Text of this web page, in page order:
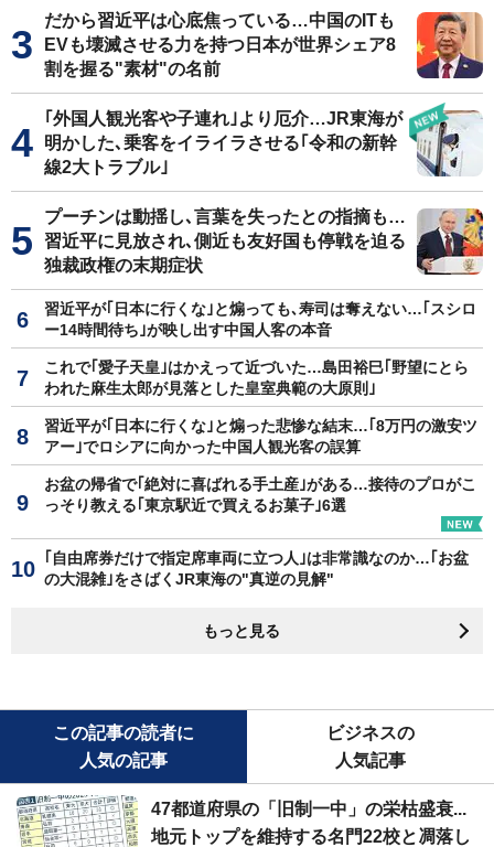
だから習近平は心底焦っている…中国のITも
EVも壊滅させる力を持つ日本が世界シェア8
割を握る"素材"の名前
｢外国人観光客や子連れ｣より厄介…JR東海が
明かした､乗客をイライラさせる｢令和の新幹
線2大トラブル｣
プーチンは動揺し､言葉を失ったとの指摘も…
習近平に見放され､側近も友好国も停戦を迫る
独裁政権の末期症状
習近平が｢日本に行くな｣と煽っても､寿司は奪えない…｢スシロ
ー14時間待ち｣が映し出す中国人客の本音
これで｢愛子天皇｣はかえって近づいた…島田裕巳｢野望にとら
われた麻生太郎が見落とした皇室典範の大原則｣
習近平が｢日本に行くな｣と煽った悲惨な結末…｢8万円の激安ツ
アー｣でロシアに向かった中国人観光客の誤算
お盆の帰省で｢絶対に喜ばれる手土産｣がある…接待のプロがこ
っそり教える｢東京駅近で買えるお菓子｣6選
｢自由席券だけで指定席車両に立つ人｣は非常識なのか…｢お盆
の大混雑｣をさばくJR東海の"真逆の見解"
もっと見る
この記事の読者に
人気の記事
ビジネスの
人気記事
47都道府県の「旧制一中」の栄枯盛衰...
地元トップを維持する名門22校と凋落し